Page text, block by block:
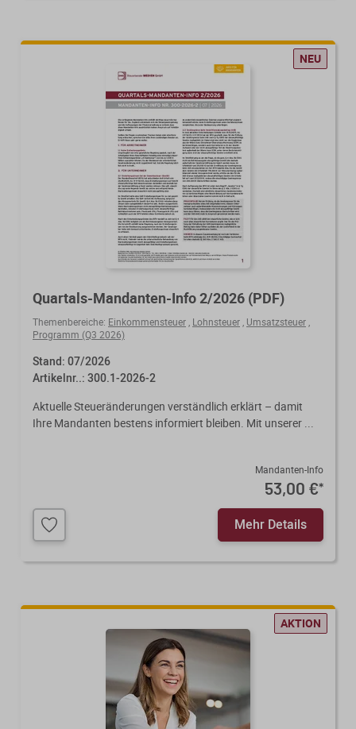
NEU
Quartals-Mandanten-Info 2/2026 (PDF)
Themenbereiche: Einkommensteuer Lohnsteuer Umsatzsteuer
Programm (Q3 2026)
Stand: 07/2026
Artikelnr..: 300.1-2026-2
Aktuelle Steueränderungen verständlich erklärt – damit
Ihre Mandanten bestens informiert bleiben. Mit unserer ...
Mandanten-Info
53,00 €*
Mehr Details
AKTION